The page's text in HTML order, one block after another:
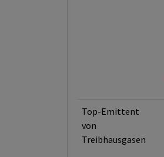
Top-Emittent
von
Treibhausgasen